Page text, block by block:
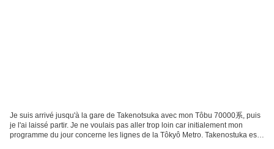
Je suis arrivé jusqu'à la gare de Takenotsuka avec mon Tôbu 70000系, puis
je l'ai laissé partir. Je ne voulais pas aller trop loin car initialement mon
programme du jour concerne les lignes de la Tôkyô Metro. Takenostuka est